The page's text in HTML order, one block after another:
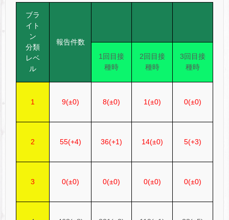
ブラ
イト
ン
分類
レベ
ル
報告件数
1回目接
種時
2回目接
種時
3回目接
種時
1 9(±0) 8(±0) 1(±0) 0(±0)
2 55(+4) 36(+1) 14(±0) 5(+3)
3 0(±0) 0(±0) 0(±0) 0(±0)